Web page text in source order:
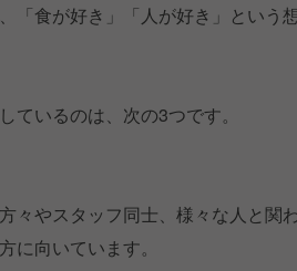
「食が好き」「人が好き」という
ているのは、次の3つです。
々やスタッフ同士、様々な人と関
に向いています。